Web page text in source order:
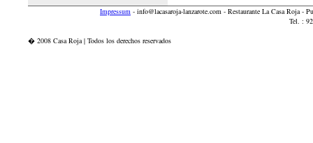
Impressum - info@lacasaroja-lanzarote.com - Restaurante La Casa Roja -
Tel. :
� 2008 Casa Roja | Todos los derechos reservados